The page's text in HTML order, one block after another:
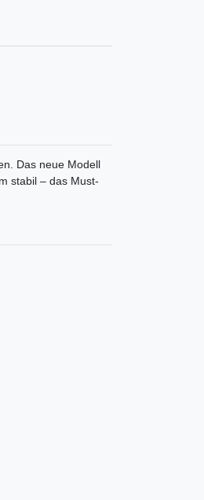
Das neue Modell
stabil – das Must-